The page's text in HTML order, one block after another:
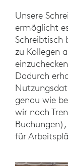
Unsere
ermöglicht
Schreibtisch
zu Kollegen
Dadurch
genau wie
wir nach
für